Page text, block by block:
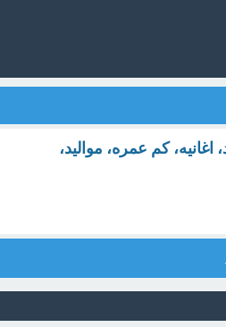
اغانيه، كم عمره، مواليد،